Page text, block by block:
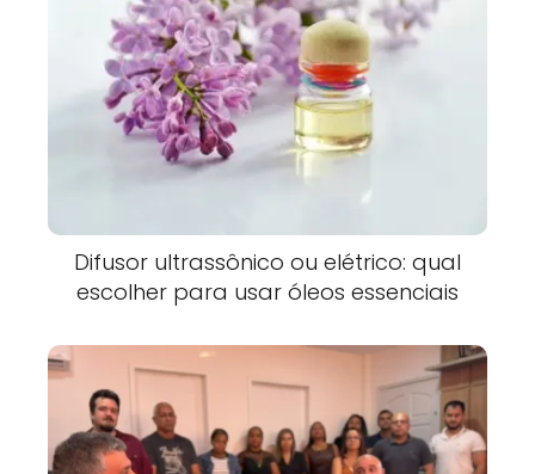
Difusor ultrassônico ou elétrico: qual
escolher para usar óleos essenciais